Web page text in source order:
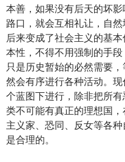
本善，如果没有后天的坏
路口，就会互相礼让，自
后来变成了社会主义的基
本性，不得不用强制的手段
只是历史暂始的必然需要
然会有序进行各种活动。
个蓝图下进行，除非把所
类不可能有真正的理想国
主义家、恐同、反女等各
是合理的。